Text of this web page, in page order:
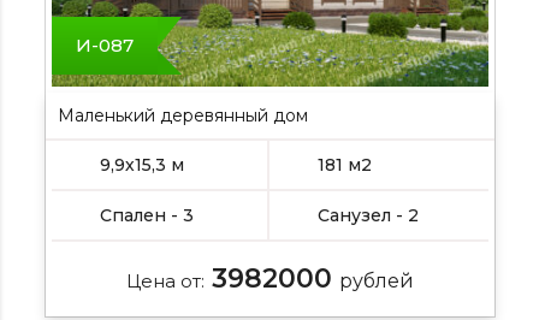
И-087
Маленький деревянный дом
9,9х15,3 м 181 м2
Спален - 3 Санузел - 2
Цена от: 3982000 рублей